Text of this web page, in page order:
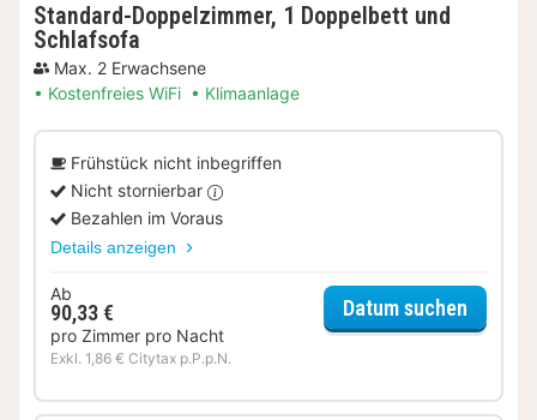
Standard-Doppelzimmer, 1 Doppelbett und
Schlafsofa
Max. 2 Erwachsene
Kostenfreies WiFi
Klimaanlage
Frühstück nicht inbegriffen
Nicht stornierbar
Bezahlen im Voraus
Details anzeigen
Ab
90,33 €
pro Zimmer pro Nacht
Exkl. 1,86 € Citytax p.P.p.N.
Datum suchen